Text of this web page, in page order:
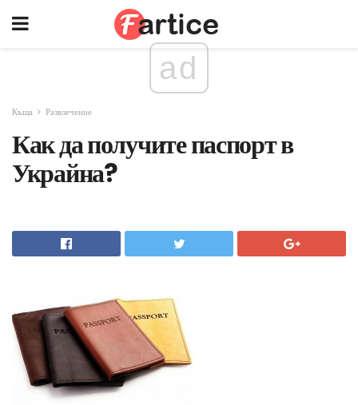
ad
Къща Развлечение
Как да получите паспорт в
Украйна?